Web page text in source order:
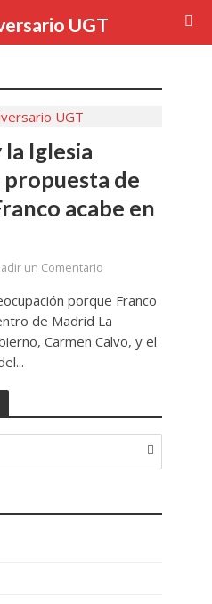
Iglesia
propuesta de
acabe en
un Comentario
porque Franco
de Madrid La
Carmen Calvo, y el